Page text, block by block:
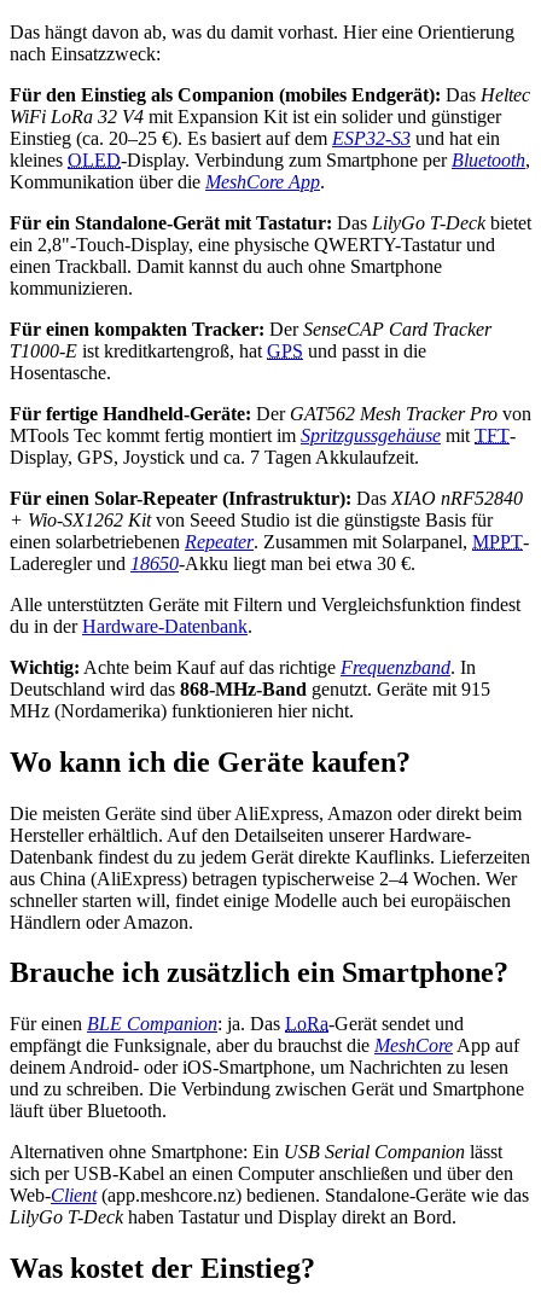
Das hängt davon ab, was du damit vorhast. Hier eine Orientierung
nach Einsatzzweck:
Für den Einstieg als Companion (mobiles Endgerät): Das Heltec
WiFi LoRa 32 V4 mit Expansion Kit ist ein solider und günstiger
Einstieg (ca. 20–25 €). Es basiert auf dem ESP32-S3 und hat ein
kleines OLED-Display. Verbindung zum Smartphone per Bluetooth,
Kommunikation über die MeshCore App.
Für ein Standalone-Gerät mit Tastatur: Das LilyGo T-Deckbietet
ein 2,8"-Touch-Display, eine physische QWERTY-Tastatur und
einen Trackball. Damit kannst du auch ohne Smartphone
kommunizieren.
Für einen kompakten Tracker: DerSenseCAP Card Tracker
T1000-E ist kreditkartengroß, hat GPS und passt in die
Hosentasche.
Für fertige Handheld-Geräte: Der GAT562 Mesh Tracker Pro von
MTools Tec kommt fertig montiert im Spritzgussgehäuse mit TFT-
Display, GPS, Joystick und ca. 7 Tagen Akkulaufzeit.
Für einen Solar-Repeater (Infrastruktur): Das XIAO nRF52840
+ Wio-SX1262 Kitvon Seeed Studio ist die günstigste Basis für
einen solarbetriebenen Repeater. Zusammen mit Solarpanel, MPPT-
Laderegler und 18650-Akku liegt man bei etwa 30 €.
Alle unterstützten Geräte mit Filtern und Vergleichsfunktion findest
du in derHardware-Datenbank.
Wichtig: Achte beim Kauf auf das richtige Frequenzband. In
Deutschland wird das 868-MHz-Band genutzt. Geräte mit 915
MHz (Nordamerika) funktionieren hier nicht.
Wo kann ich die Geräte kaufen?
Die meisten Geräte sind über AliExpress, Amazon oder direkt beim
Hersteller erhältlich. Auf den Detailseiten unserer Hardware-
Datenbank findest du zu jedem Gerät direkte Kauflinks. Lieferzeiten
aus China (AliExpress) betragen typischerweise 2–4 Wochen. Wer
schneller starten will, findet einige Modelle auch bei europäischen
Händlern oder Amazon.
Brauche ich zusätzlich ein Smartphone?
Für einen BLE Companion: ja. Das LoRa-Gerät sendet und
empfängt die Funksignale, aber du brauchst die MeshCore App auf
deinem Android- oder iOS-Smartphone, um Nachrichten zu lesen
und zu schreiben. Die Verbindung zwischen Gerät und Smartphone
läuft über Bluetooth.
Alternativen ohne Smartphone: Ein USB Serial Companion lässt
sich per USB-Kabel an einen Computer anschließen und über den
Web-Client(app.meshcore.nz) bedienen. Standalone-Geräte wie das
LilyGo T-Deckhaben Tastatur und Display direkt an Bord.
Was kostet der Einstieg?